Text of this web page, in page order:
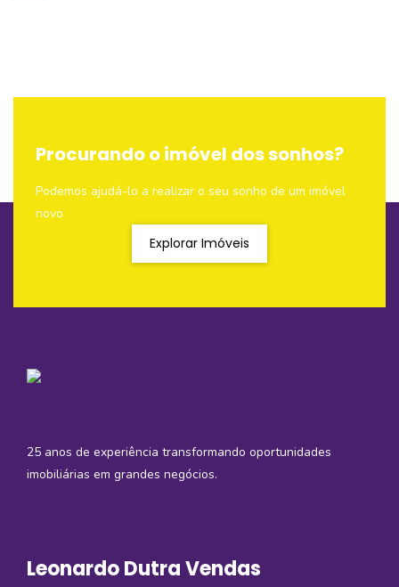
Procurando o imóvel dos sonhos?
Podemos ajudá-lo a realizar o seu sonho de um imóvel
novo
Explorar Imóveis
25 anos de experiência transformando oportunidades
imobiliárias em grandes negócios.
Leonardo Dutra Vendas